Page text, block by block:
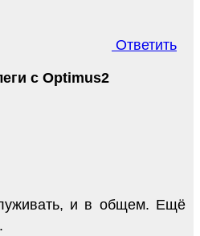
Ответить
с Optimus2
и в общем. Ещё